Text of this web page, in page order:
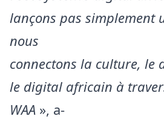
lançons pas simplement
nous
connectons la culture, le
le digital africain à
WAA », a-